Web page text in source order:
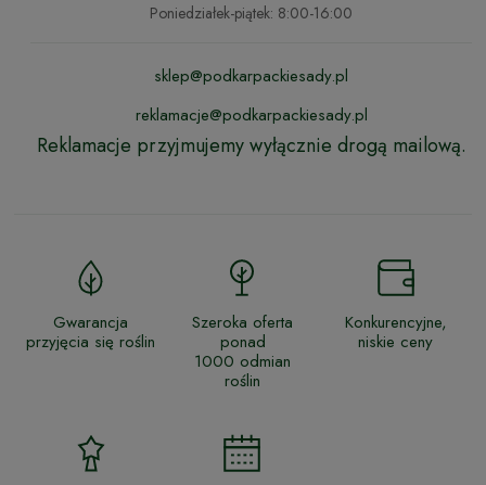
Poniedziałek-piątek: 8:00-16:00
sklep@podkarpackiesady.pl
reklamacje@podkarpackiesady.pl
Reklamacje przyjmujemy wyłącznie drogą mailową.
Gwarancja
przyjęcia się roślin
Szeroka oferta
ponad
1000 odmian
roślin
Konkurencyjne,
niskie ceny